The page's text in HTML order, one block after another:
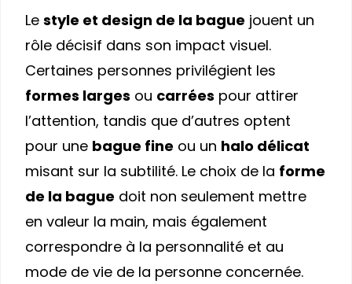
Le style et design de la bague jouent un
rôle décisif dans son impact visuel.
Certaines personnes privilégient les
formes larges ou carrées pour attirer
l’attention, tandis que d’autres optent
pour une bague fine ou un halo délicat
misant sur la subtilité. Le choix de la forme
de la bague doit non seulement mettre
en valeur la main, mais également
correspondre à la personnalité et au
mode de vie de la personne concernée.